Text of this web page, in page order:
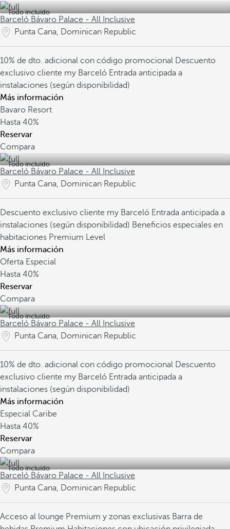
Todo incluido
Barceló Bávaro Palace - All Inclusive
Punta Cana, Dominican Republic
10% de dto. adicional con código promocional Descuento
exclusivo cliente my Barceló Entrada anticipada a
instalaciones (según disponibilidad)
Más información
Bavaro Resort
Hasta 40%
Reservar
Compara
Todo incluido
Barceló Bávaro Palace - All Inclusive
Punta Cana, Dominican Republic
Descuento exclusivo cliente my Barceló Entrada anticipada a
instalaciones (según disponibilidad) Beneficios especiales en
habitaciones Premium Level
Más información
Oferta Especial
Hasta 40%
Reservar
Compara
Todo incluido
Barceló Bávaro Palace - All Inclusive
Punta Cana, Dominican Republic
10% de dto. adicional con código promocional Descuento
exclusivo cliente my Barceló Entrada anticipada a
instalaciones (según disponibilidad)
Más información
Especial Caribe
Hasta 40%
Reservar
Compara
Todo incluido
Barceló Bávaro Palace - All Inclusive
Punta Cana, Dominican Republic
Acceso al lounge Premium y zonas exclusivas Barra de